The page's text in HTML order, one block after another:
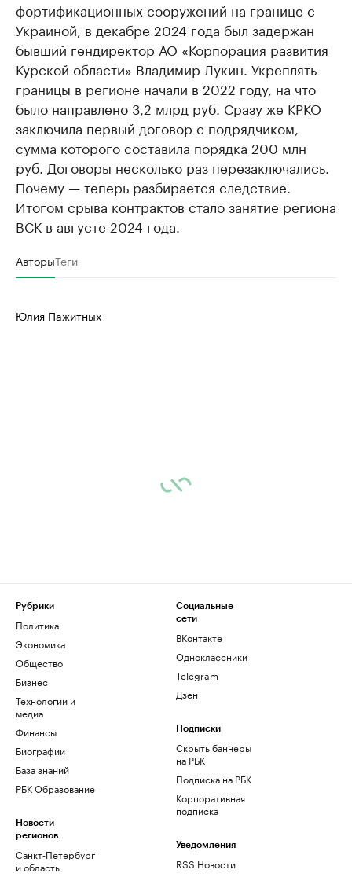
фортификационных сооружений на границе с
Украиной, в декабре 2024 года был задержан
бывший гендиректор АО «Корпорация развития
Курской области» Владимир Лукин. Укреплять
границы в регионе начали в 2022 году, на что
было направлено 3,2 млрд руб. Сразу же КРКО
заключила первый договор с подрядчиком,
сумма которого составила порядка 200 млн
руб. Договоры несколько раз перезаключались.
Почему — теперь разбирается следствие.
Итогом срыва контрактов стало занятие региона
ВСК в августе 2024 года.
АвторыТеги
Юлия Пажитных
Рубрики
Политика
Экономика
Общество
Бизнес
Технологии и
медиа
Финансы
Биографии
База знаний
РБК Образование
Новости
регионов
Санкт-Петербург
и область
Социальные
сети
ВКонтакте
Одноклассники
Telegram
Дзен
Подписки
Скрыть баннеры
на РБК
Подписка на РБК
Корпоративная
подписка
Уведомления
RSS Новости